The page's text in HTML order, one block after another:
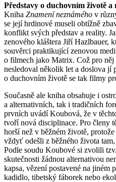
Představy o duchovním životě
Kniha Znamení neznámého v
se její hrdinové museli obtížně
konflikt svých představ a reality.
zenového kláštera Jiří Hazlbauer,
souvěrci praktikující zenovou
o filmech jako Matrix. Což pro něj
nesledoval několik let a doslova jí
o duchovním životě se tak filmy
Současně ale kniha obsahuje i
a alternativních, tak i tradičních
prvních uvádí Koubová, že v
tvoří nová disciplinace. Pro členy
horší než v běžném životě,
vždyť odešli z běžného života
Podle soudu Koubové si zvolili
skutečnosti žádnou alternativou
kapsa, vězení postavené na jiném
kadidlo, tibetský fáborek nebo